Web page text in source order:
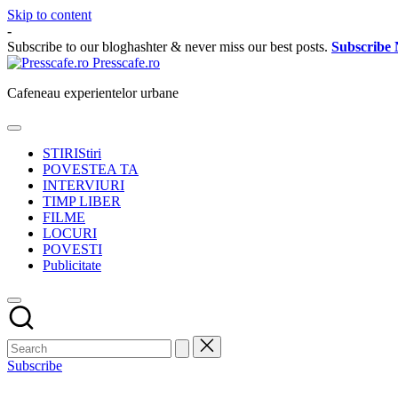
Skip to content
-
Subscribe to our bloghashter & never miss our best posts. Subscribe
Presscafe.ro
Cafeneau experientelor urbane
STIRIStiri
POVESTEA TA
INTERVIURI
TIMP LIBER
FILME
LOCURI
POVESTI
Publicitate
Subscribe